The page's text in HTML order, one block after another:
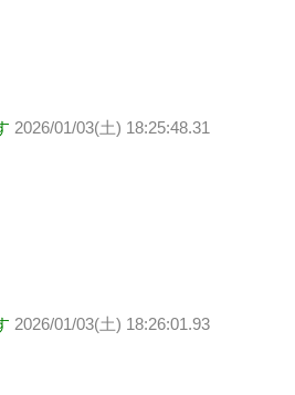
2026/01/03(土) 18:25:48.31
2026/01/03(土) 18:26:01.93